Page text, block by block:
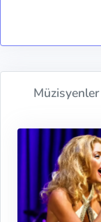
Müzisyenler